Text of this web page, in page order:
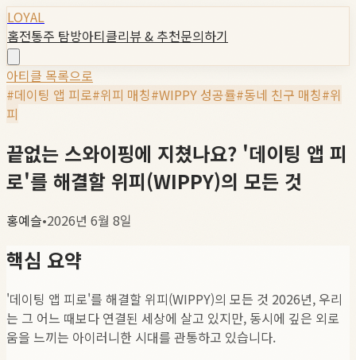
LOYAL
홈전통주 탐방아티클리뷰 & 추천문의하기
아티클 목록으로
#데이팅 앱 피로#위피 매칭#WIPPY 성공률#동네 친구 매칭#위
피
끝없는 스와이핑에 지쳤나요? '데이팅 앱 피
로'를 해결할 위피(WIPPY)의 모든 것
홍예슬•2026년 6월 8일
핵심 요약
'데이팅 앱 피로'를 해결할 위피(WIPPY)의 모든 것 2026년, 우리
는 그 어느 때보다 연결된 세상에 살고 있지만, 동시에 깊은 외로
움을 느끼는 아이러니한 시대를 관통하고 있습니다.